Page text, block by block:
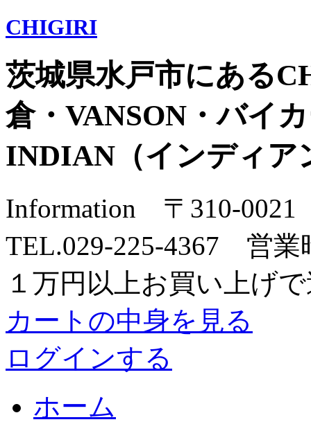
CHIGIRI
茨城県水戸市にある
倉・VANSON・バイ
INDIAN（インディア
Information 〒310-
TEL.029-225-4367 営業
１万円以上お買い上げ
カートの中身を見る
ログインする
ホーム